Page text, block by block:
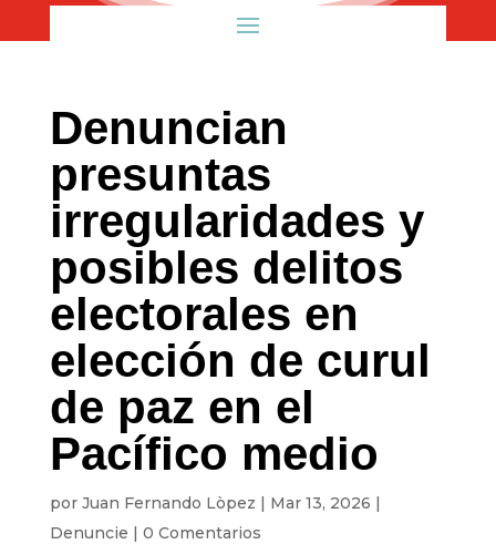
Denuncian
presuntas
irregularidades y
posibles delitos
electorales en
elección de curul
de paz en el
Pacífico medio
por Juan Fernando Lòpez | Mar 13, 2026 |
Denuncie | 0 Comentarios